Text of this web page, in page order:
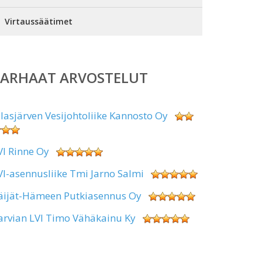
Virtaussäätimet
ARVOSTELUT
Vesijohtoliike Kannosto Oy
Rinne Oy
asennusliike Tmi Jarno Salmi
Hämeen Putkiasennus Oy
LVI Timo Vähäkainu Ky